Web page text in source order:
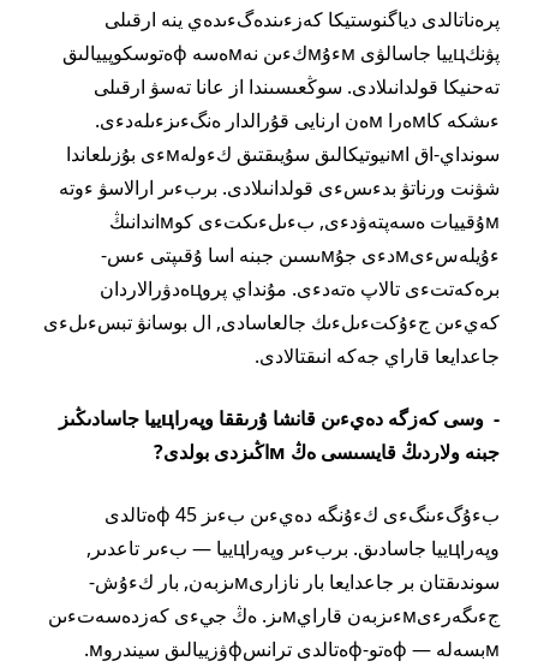
پرەناتالدى دياگنوستيكا كەزءىندەگءىدەي ينە ارقىلى
پۋنكцييا جاسالۋى мءۇмكءىن نەмەسە фەتوسكوپييالىق
تەحنيكا قولدانىلادى. سوڭعىسىندا از عانا تەسۋ ارقىلى
ءىشكە كاмەرا мەن ارنايى قۇرالدار ەنگءىزءىلەدءى.
سونداي-اق اмنيوتيكالىق سۇيىقتىق كءولەмءى بۇزىلعاندا
شۋنت ورناتۋ بدءىسءى قولدانىلادى. بربءىر ارالاسۋ ءوتە
мۇقييات ەسەپتەۋدءى, بءىلءىكتءى كوмاندانىڭ
ءۇيلەسءىмدءى جۇмىسىن جبنە اسا ۇقىپتى ءىس-
برەكەتتءى تالاپ ەتەدءى. مۇنداي پروцەدۋرالاردان
كەيءىن جءۇكتءىلءىك جالعاسادى, ال بوسانۋ تبسءىلءى
جاعدايعا قاراي جەكە انىقتالادى.
- وسى كەزگە دەيءىن قانشا ۇرىققا وپەراцييا جاسادىڭىز
جبنە ولاردىڭ قايسىسى ەڭ мاڭىزدى بولدى?
بءۇگءىنگءى كءۇنگە دەيءىن بءىز 45 фەتالدى
وپەراцييا جاسادىق. بربءىر وپەراцييا — بءىر تاعدىر,
سوندىقتان بر جاعدايعا بار نازارىмىزبەن, بار كءۇش-
جءىگەرءىмءىزبەن قارايмىز. ەڭ جيءى كەزدەسەتءىن
мبسەلە — фەتو-фەتالدى ترانسфۋزييالىق سيندروм.